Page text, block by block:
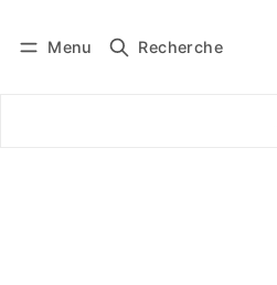
Menu Recherche
Se connecter